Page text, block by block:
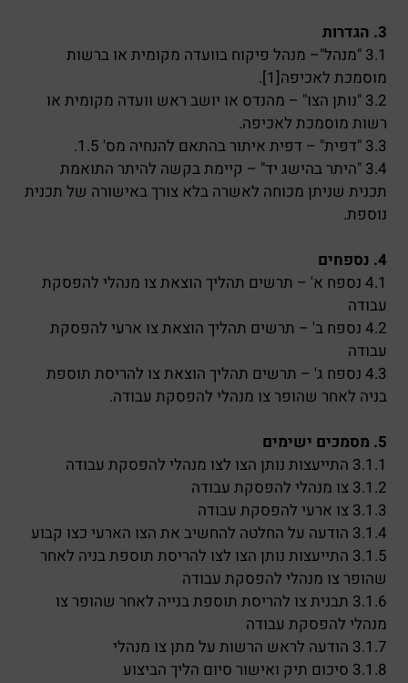
3. הגדרות
3.1 "מנהל"– מנהל פיקוח בוועדה מקומית או ברשות
מוסמכת לאכיפה[1].
3.2 "נותן הצו" – מהנדס או יושב ראש וועדה מקומית או
רשות מוסמכת לאכיפה.
3.3 "דפית" – דפית איתור בהתאם להנחיה מס' 1.5.
3.4 "היתר בהישג יד" – קיימת בקשה להיתר התואמת
תכנית שניתן מכוחה לאשרה בלא צורך באישורה של תכנית
נוספת.
4. נספחים
4.1 נספח א' – תרשים תהליך הוצאת צו מנהלי להפסקת
עבודה
4.2 נספח ב' – תרשים תהליך הוצאת צו ארעי להפסקת
עבודה
4.3 נספח ג' – תרשים תהליך הוצאת צו להריסת תוספת
בניה לאחר שהופר צו מנהלי להפסקת עבודה.
5. מסמכים ישימים
3.1.1 התייעצות נותן הצו לצו מנהלי להפסקת עבודה
3.1.2 צו מנהלי להפסקת עבודה
3.1.3 צו ארעי להפסקת עבודה
3.1.4 הודעה על החלטה להחשיב את הצו הארעי כצו קבוע
3.1.5 התייעצות נותן הצו לצו להריסת תוספת בניה לאחר
שהופר צו מנהלי להפסקת עבודה
3.1.6 תבנית צו להריסת תוספת בנייה לאחר שהופר צו
מנהלי להפסקת עבודה
3.1.7 הודעה לראש הרשות על מתן צו מנהלי
3.1.8 סיכום תיק ואישור סיום הליך הביצוע